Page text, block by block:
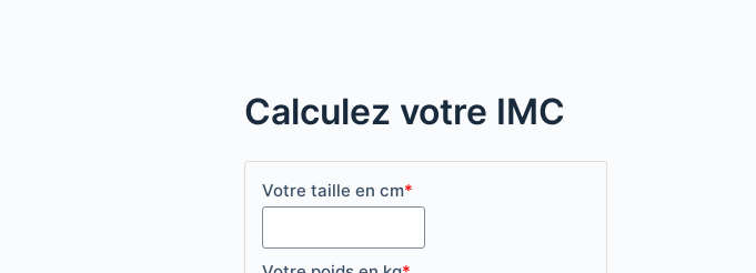
Calculez votre IMC
Votre taille en cm*